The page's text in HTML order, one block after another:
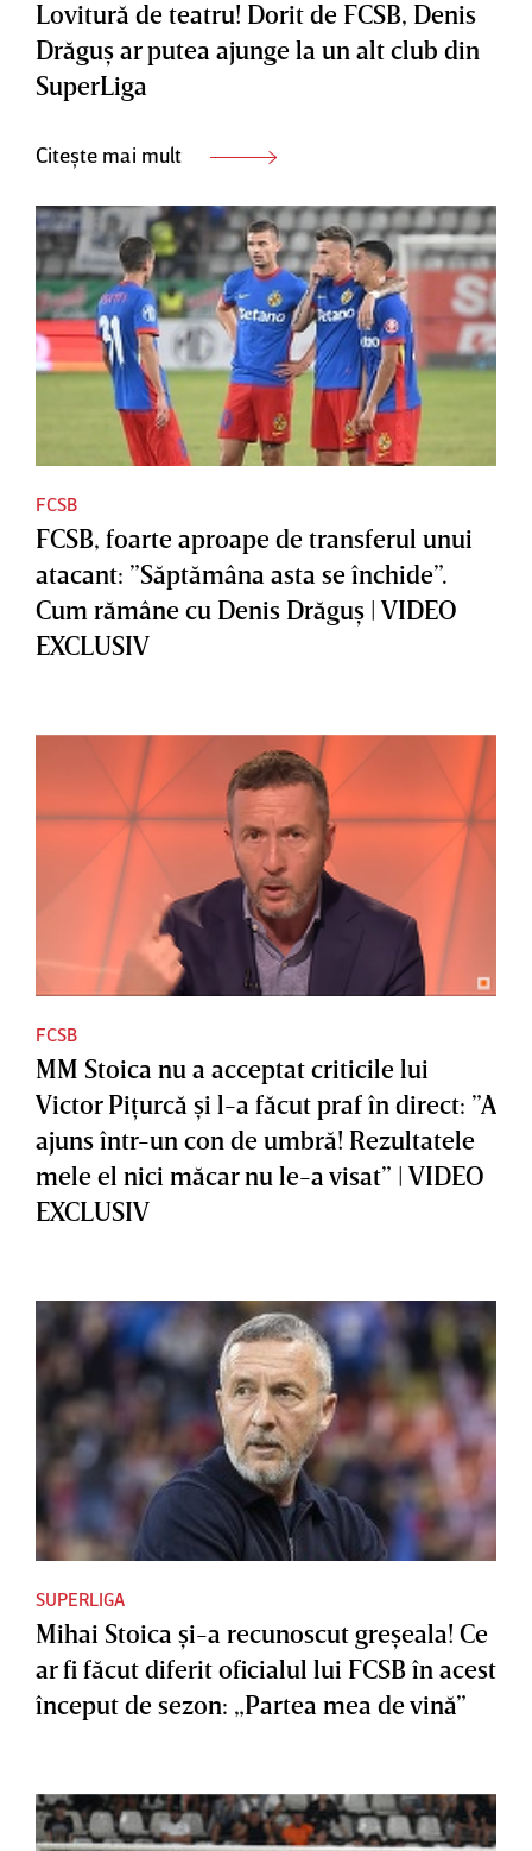
Lovitură de teatru! Dorit de FCSB, Denis
Drăguş ar putea ajunge la un alt club din
SuperLiga
Citește mai mult
FCSB
FCSB, foarte aproape de transferul unui
atacant: ”Săptămâna asta se închide”.
Cum rămâne cu Denis Drăguş | VIDEO
EXCLUSIV
FCSB
MM Stoica nu a acceptat criticile lui
Victor Piţurcă şi l-a făcut praf în direct: ”A
ajuns într-un con de umbră! Rezultatele
mele el nici măcar nu le-a visat” | VIDEO
EXCLUSIV
SUPERLIGA
Mihai Stoica şi-a recunoscut greşeala! Ce
ar fi făcut diferit oficialul lui FCSB în acest
început de sezon: „Partea mea de vină”